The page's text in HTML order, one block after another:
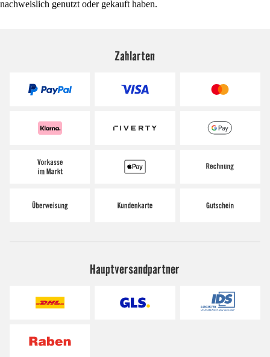
nachweislich genutzt oder gekauft haben.
Zahlarten
Hauptversandpartner